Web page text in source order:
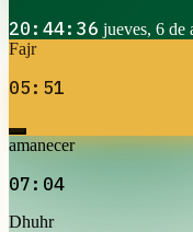
20:44:37 jueves, 6 de
Fajr
05:51
amanecer
07:04
Dhuhr